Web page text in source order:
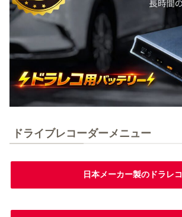
ドライブレコーダーメニュー
日本メーカー製のドラレコ